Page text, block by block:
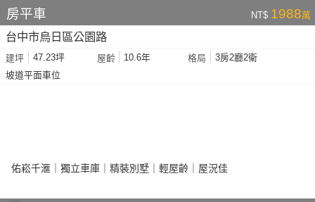
房平車
NT$ 1988萬
台中市烏日區公園路
建坪 47.23坪 屋齡 10.6年 格局
3房2廳2衛
坡道平面車位